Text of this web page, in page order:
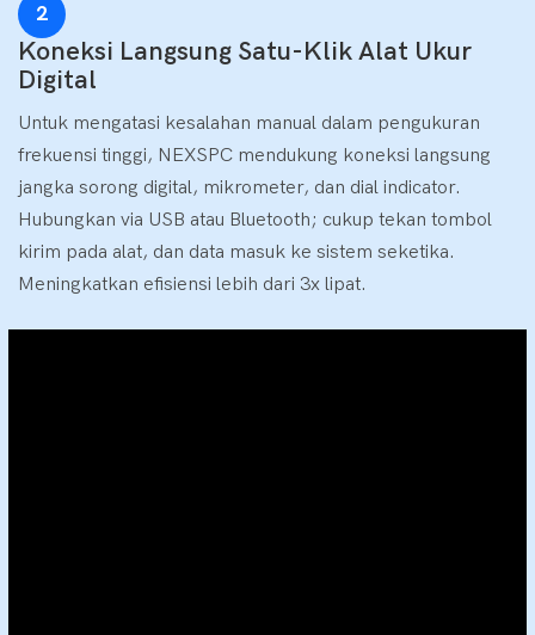
2
Koneksi Langsung Satu-Klik Alat Ukur
Digital
Untuk mengatasi kesalahan manual dalam pengukuran
frekuensi tinggi, NEXSPC mendukung koneksi langsung
jangka sorong digital, mikrometer, dan dial indicator.
Hubungkan via USB atau Bluetooth; cukup tekan tombol
kirim pada alat, dan data masuk ke sistem seketika.
Meningkatkan efisiensi lebih dari 3x lipat.